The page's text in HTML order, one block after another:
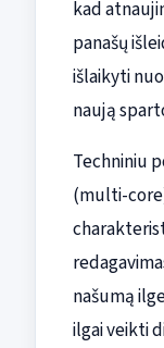
kad
panašų
išlaikyti
naują
Techniniu
(multi-
našumą
ilgai veikti